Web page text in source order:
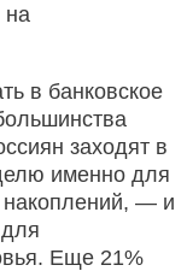
на
в банковское
заходят в
именно для
накоплений, — и
Еще 21%